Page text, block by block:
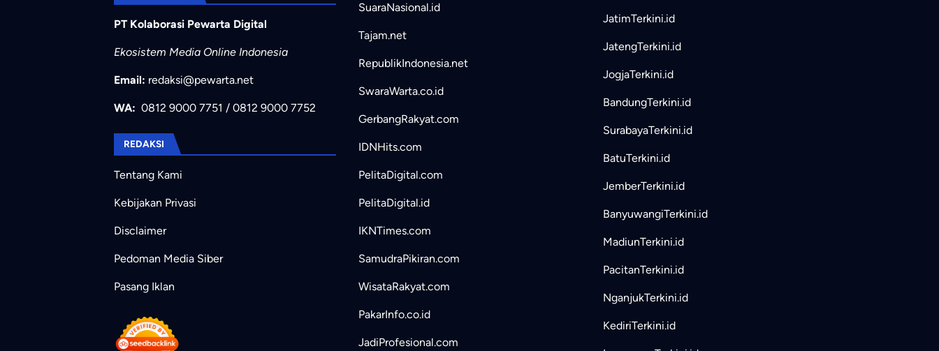
PT Kolaborasi Pewarta Digital
Ekosistem Media Online Indonesia
Email: redaksi@pewarta.net
WA: 0812 9000 7751 / 0812 9000 7752
REDAKSI
Tentang Kami
Kebijakan Privasi
Disclaimer
Pedoman Media Siber
Pasang Iklan
SuaraNasional.id
Tajam.net
RepublikIndonesia.net
SwaraWarta.co.id
GerbangRakyat.com
IDNHits.com
PelitaDigital.com
PelitaDigital.id
IKNTimes.com
SamudraPikiran.com
WisataRakyat.com
PakarInfo.co.id
JadiProfesional.com
JatimTerkini.id
JatengTerkini.id
JogjaTerkini.id
BandungTerkini.id
SurabayaTerkini.id
BatuTerkini.id
JemberTerkini.id
BanyuwangiTerkini.id
MadiunTerkini.id
PacitanTerkini.id
NganjukTerkini.id
KediriTerkini.id